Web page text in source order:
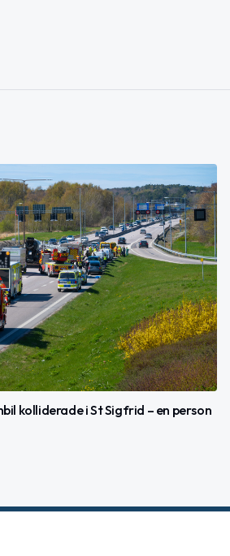
kolliderade i St Sigfrid – en person